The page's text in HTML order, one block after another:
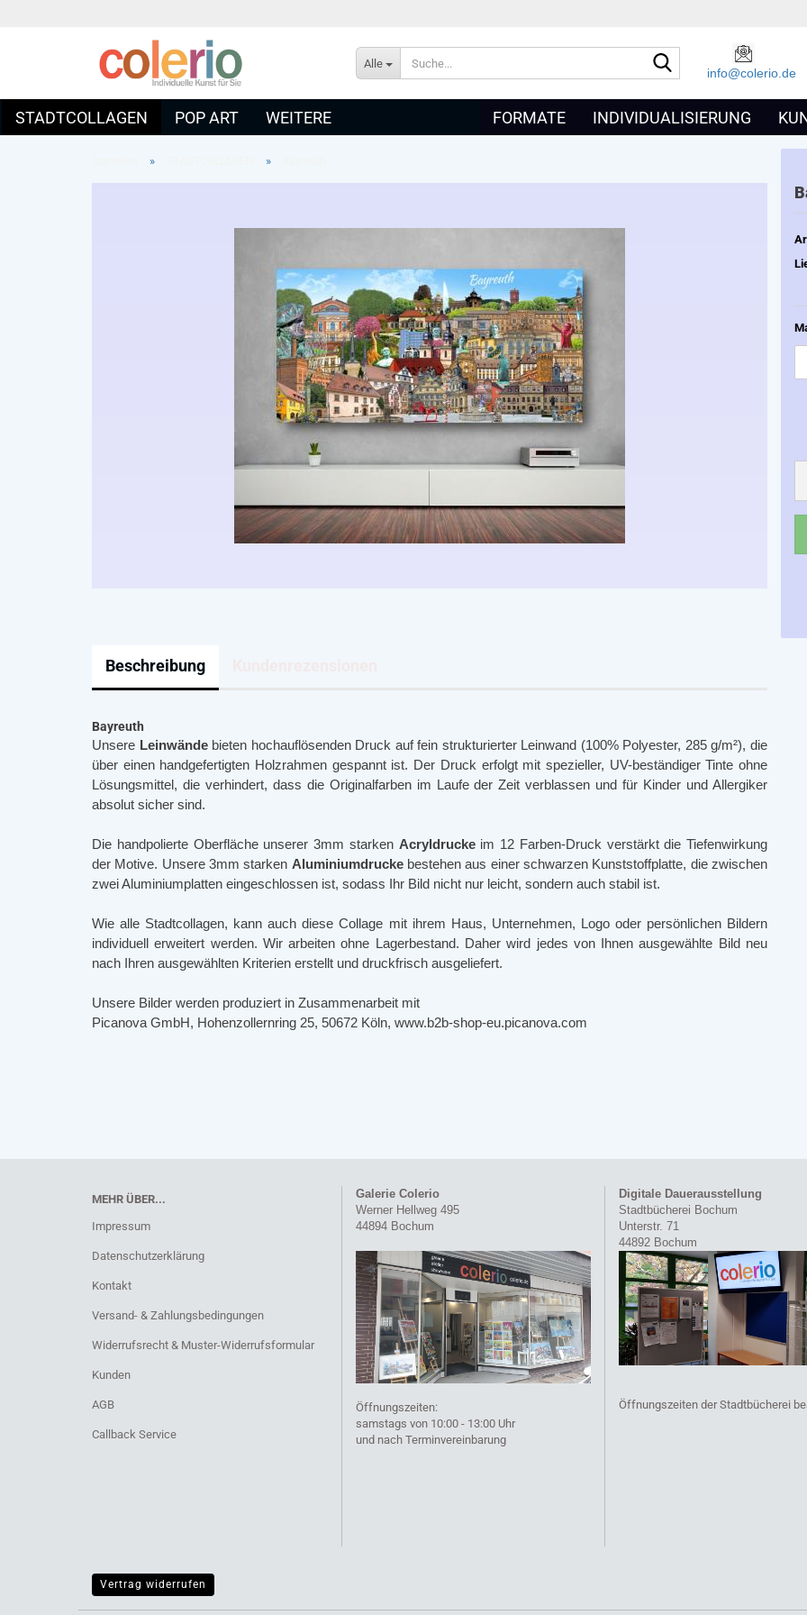
Alle
info@colerio.de
STADTCOLLAGEN POP ART FORMATE INDIVIDUALISIERUNG
WEITERE
» »
Beschreibung
Bayreuth
Unsere Leinwändebieten hochauflösenden Druck auf fein strukturierter Leinwand (100% Polyester, 285 g/m²), die
über einen handgefertigten Holzrahmen gespannt ist. Der Druck erfolgt mit spezieller, UV-beständiger Tinte ohne
Lösungsmittel, die verhindert, dass die Originalfarben im Laufe der Zeit verblassen und für Kinder und Allergiker
absolut sicher sind.
Die handpolierte Oberfläche unserer 3mm starken Acryldruckeim 12 Farben-Druck verstärkt die Tiefenwirkung
der Motive. Unsere 3mm starken Aluminiumdrucke bestehen aus einer schwarzen Kunststoffplatte, die zwischen
zwei Aluminiumplatten eingeschlossen ist, sodass Ihr Bild nicht nur leicht, sondern auch stabil ist.
Wie alle Stadtcollagen, kann auch diese Collage mit ihrem Haus, Unternehmen, Logo oder persönlichen Bildern
individuell erweitert werden. Wir arbeiten ohne Lagerbestand. Daher wird jedes von Ihnen ausgewählte Bild neu
nach Ihren ausgewählten Kriterien erstellt und druckfrisch ausgeliefert.
Unsere Bilder werden produziert in Zusammenarbeit mit
Picanova GmbH, Hohenzollernring 25, 50672 Köln, www.b2b-shop-eu.picanova.com
MEHR ÜBER...
Impressum
Datenschutzerklärung
Kontakt
Versand- & Zahlungsbedingungen
Widerrufsrecht & Muster-Widerrufsformular
Kunden
AGB
Callback Service
Galerie Colerio
Werner Hellweg 495
44894 Bochum
Öffnungszeiten:
samstags von 10:00 - 13:00 Uhr
und nach Terminvereinbarung
Digitale Dauerausstellung
Stadtbücherei Bochum
Unterstr. 71
44892 Bochum
Öffnungszeiten der Stadtbücherei
Vertrag widerrufen